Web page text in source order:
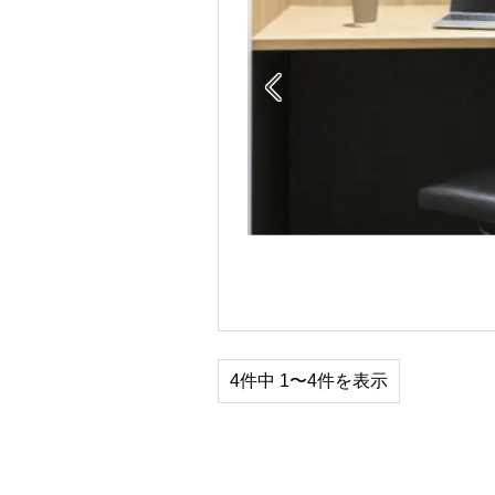

4件中 1〜4件を表示